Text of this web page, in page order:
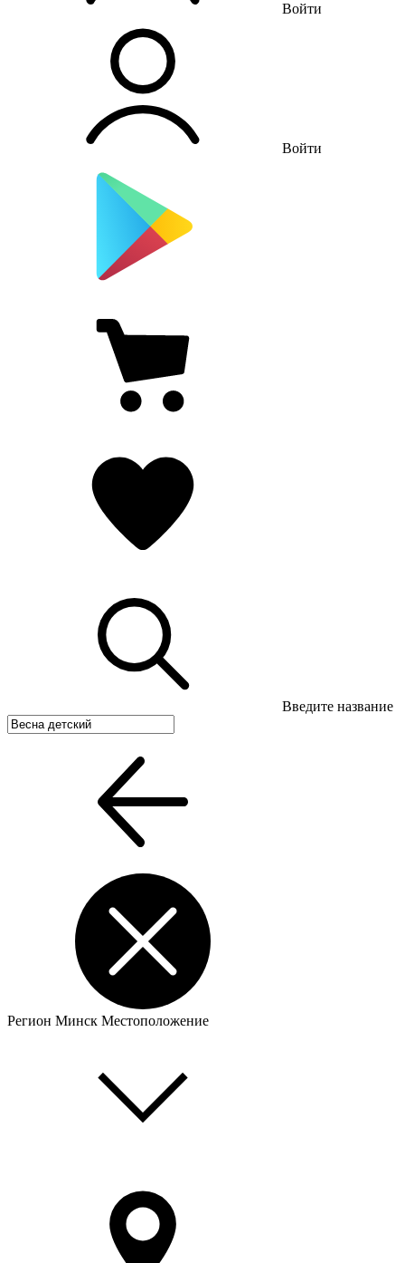
Войти
Войти
Введите название
Регион Минск Местоположение